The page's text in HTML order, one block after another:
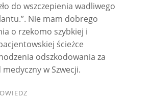
do wszczepienia wadliwego
Nie mam dobrego
o rzekomo szybkiej i
ścieżce
odszkodowania za
medyczny w Szwecji.